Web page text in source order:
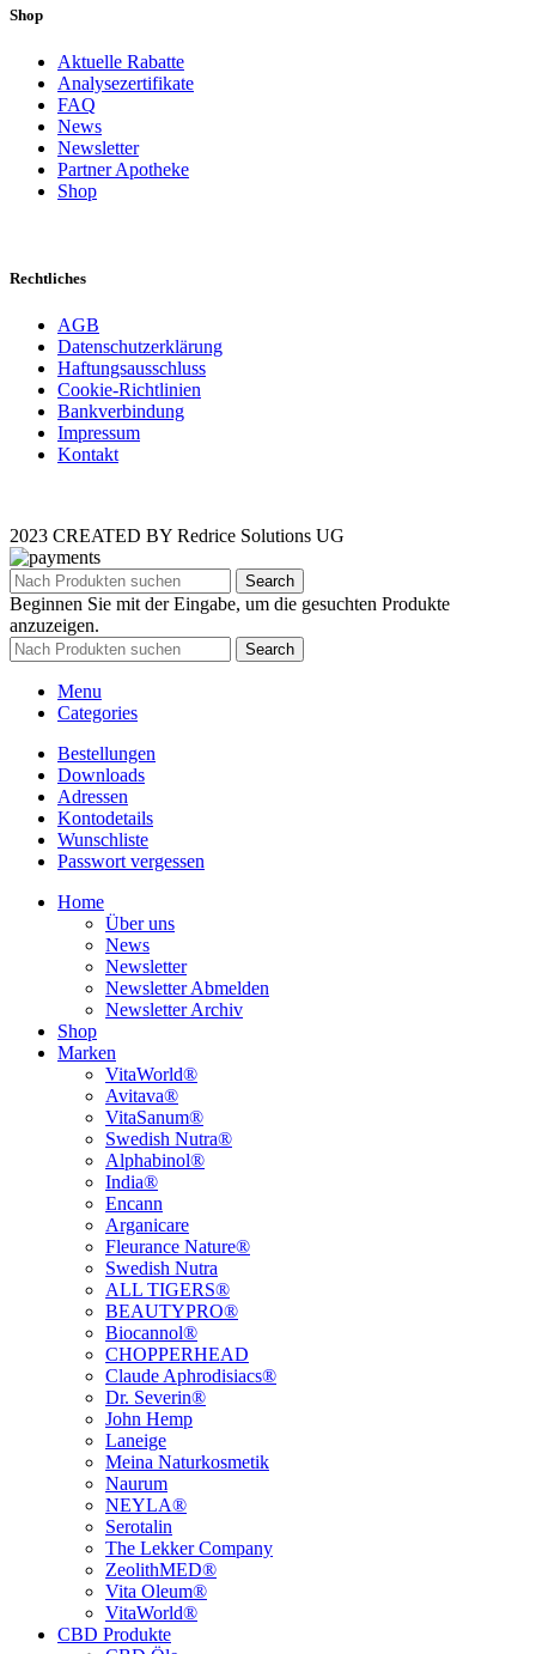
Shop
Aktuelle Rabatte
Analysezertifikate
FAQ
News
Newsletter
Partner Apotheke
Shop
Rechtliches
AGB
Datenschutzerklärung
Haftungsausschluss
Cookie-Richtlinien
Bankverbindung
Impressum
Kontakt
2023 CREATED BY Redrice Solutions UG
Search
Beginnen Sie mit der Eingabe, um die gesuchten Produkte
anzuzeigen.
Search
Menu
Categories
Bestellungen
Downloads
Adressen
Kontodetails
Wunschliste
Passwort vergessen
Home
Über uns
News
Newsletter
Newsletter Abmelden
Newsletter Archiv
Shop
Marken
VitaWorld®
Avitava®
VitaSanum®
Swedish Nutra®
Alphabinol®
India®
Encann
Arganicare
Fleurance Nature®
Swedish Nutra
ALL TIGERS®
BEAUTYPRO®
Biocannol®
CHOPPERHEAD
Claude Aphrodisiacs®
Dr. Severin®
John Hemp
Laneige
Meina Naturkosmetik
Naurum
NEYLA®
Serotalin
The Lekker Company
ZeolithMED®
Vita Oleum®
VitaWorld®
CBD Produkte